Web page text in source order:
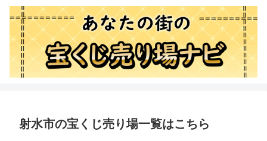
射水市の宝くじ売り場一覧はこちら